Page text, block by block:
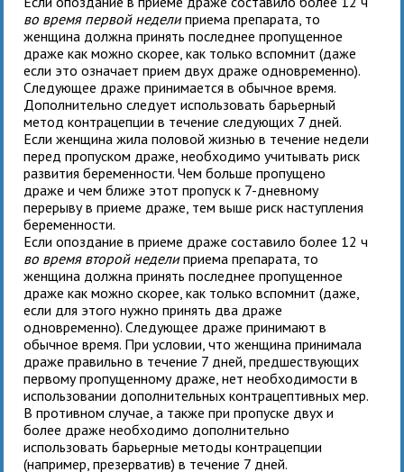
во время первой неделиприема препарата, то
женщина должна принять последнее пропущенное
драже как можно скорее, как только вспомнит (даже
если это означает прием двух драже одновременно).
Следующее драже принимается в обычное время.
Дополнительно следует использовать барьерный
метод контрацепции в течение следующих 7 дней.
Если женщина жила половой жизнью в течение недели
перед пропуском драже, необходимо учитывать риск
развития беременности. Чем больше пропущено
драже и чем ближе этот пропуск к 7-дневному
перерыву в приеме драже, тем выше риск наступления
беременности.
Если опоздание в приеме драже составило более 12 ч
во время второй неделиприема препарата, то
женщина должна принять последнее пропущенное
драже как можно скорее, как только вспомнит (даже,
если для этого нужно принять два драже
одновременно). Следующее драже принимают в
обычное время. При условии, что женщина принимала
драже правильно в течение 7 дней, предшествующих
первому пропущенному драже, нет необходимости в
использовании дополнительных контрацептивных мер.
В противном случае, а также при пропуске двух и
более драже необходимо дополнительно
использовать барьерные методы контрацепции
(например, презерватив) в течение 7 дней.